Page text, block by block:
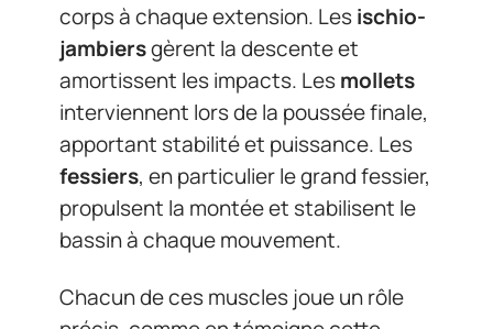
corps à chaque extension. Lesischio-
jambiersgèrent la descente et
amortissent les impacts. Lesmollets
interviennent lors de la poussée finale,
apportant stabilité et puissance. Les
fessiers, en particulier le grand fessier,
propulsent la montée et stabilisent le
bassin à chaque mouvement.
Chacun de ces muscles joue un rôle